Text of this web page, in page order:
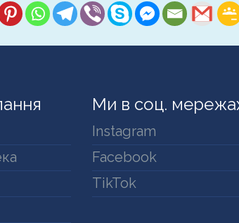
Ми в соц.
Instagram
Facebook
TikTok